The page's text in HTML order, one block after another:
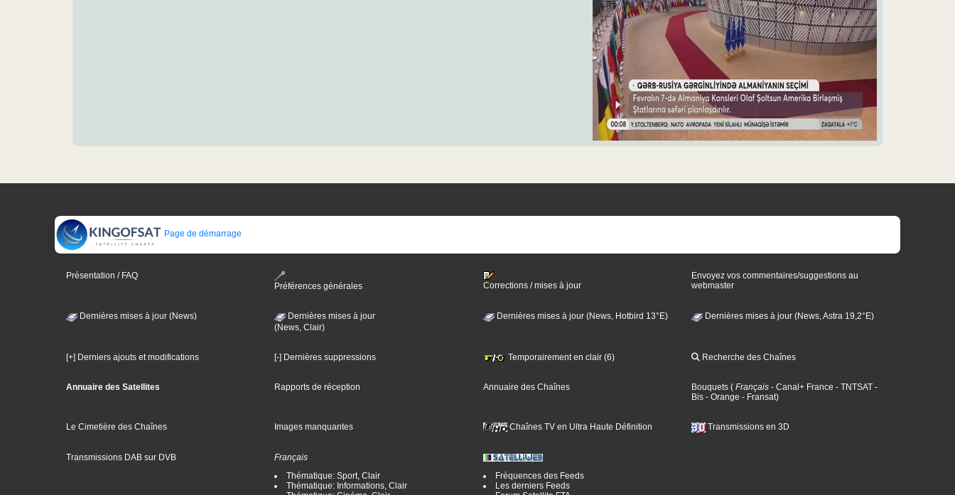
Page de démarrage
Présentation / FAQ
Préférences générales
Corrections / mises à jour
Envoyez vos commentaires/suggestions au
webmaster
Dernières mises à jour (News)
Dernières mises à jour
(News, Clair)
Dernières mises à jour (News, Hotbird 13°E) Dernières mises à jour (News, Astra 19,2°E)
[+] Derniers ajouts et modifications [-] Dernières suppressions Temporairement en clair (6) Recherche des Chaînes
Annuaire des Satellites Rapports de réception Annuaire des Chaînes Bouquets ( Français - Canal+ France - TNTSAT -
Bis - Orange - Fransat)
Le Cimetière des Chaînes Images manquantes Chaînes TV en Ultra Haute Définition Transmissions en 3D
Transmissions DAB sur DVB
Français
Thématique: Sport, Clair
Thématique: Informations, Clair
Fréquences des Feeds
Les derniers Feeds